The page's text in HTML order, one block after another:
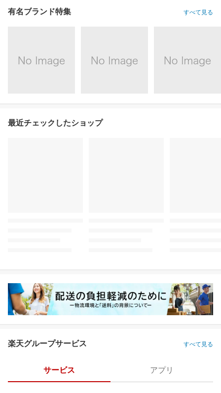
有名ブランド特集 すべて見る
最近チェックしたショップ
楽天グループサービス すべて見る
サービス アプリ